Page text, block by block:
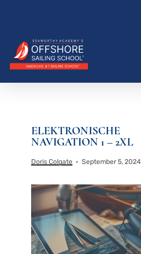
ELEKTRONISCHE
NAVIGATION 1 – 2XL
Doris Colgate September 5, 2024